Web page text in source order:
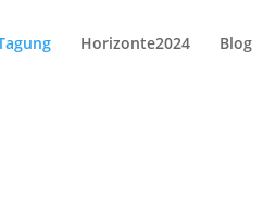
Horizonte2024 Blog